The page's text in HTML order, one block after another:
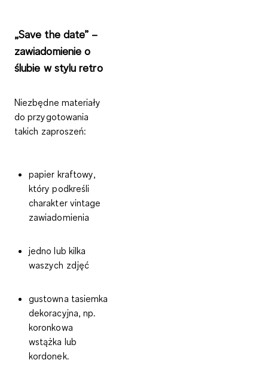
„Save the date” –
zawiadomienie o
ślubie w stylu retro
Niezbędne materiały
do przygotowania
takich zaproszeń:
papier kraftowy,
który podkreśli
charakter vintage
zawiadomienia
jedno lub kilka
waszych zdjęć
gustowna tasiemka
dekoracyjna, np.
koronkowa
wstążka lub
kordonek.